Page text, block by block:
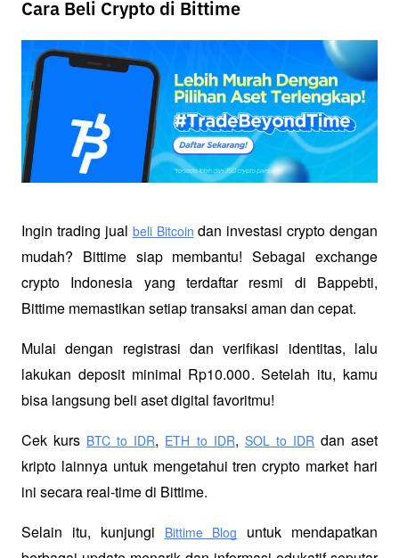
Cara Beli Crypto di Bittime
Ingin trading jual beli Bitcoin dan investasi crypto dengan
mudah? Bittime siap membantu! Sebagai exchange
crypto Indonesia yang terdaftar resmi di Bappebti,
Bittime memastikan setiap transaksi aman dan cepat.
Mulai dengan registrasi dan verifikasi identitas, lalu
lakukan deposit minimal Rp10.000. Setelah itu, kamu
bisa langsung beli aset digital favoritmu!
Cek kurs BTC to IDR, ETH to IDR, SOL to IDR dan aset
kripto lainnya untuk mengetahui tren crypto market hari
ini secara real-time di Bittime.
Selain itu, kunjungi
Bittime Blog
untuk mendapatkan